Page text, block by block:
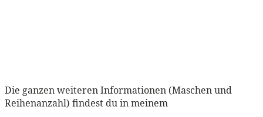
Die ganzen weiteren Informationen (Maschen und
Reihenanzahl) findest du in meinem